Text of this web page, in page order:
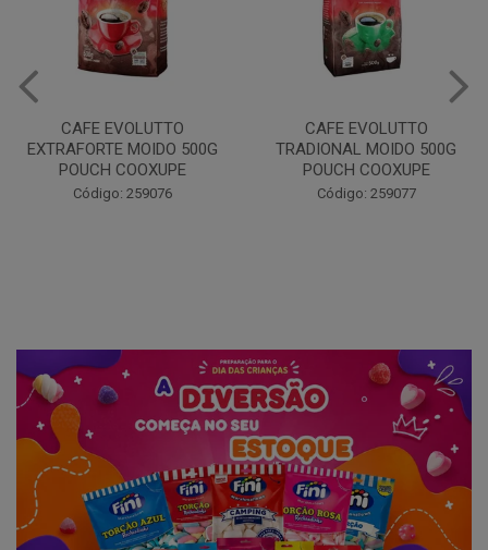
CAFE EVOLUTTO
MOIDO 500G
POUCH COOXUPE
Código: 259076
CAFE EVOLUTTO
TRADIONAL MOIDO 500G
POUCH COOXUPE
Código: 259077